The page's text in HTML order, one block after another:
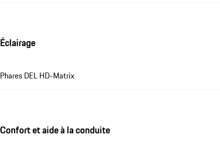
Éclairage
Phares DEL HD-Matrix
Confort et aide à la conduite